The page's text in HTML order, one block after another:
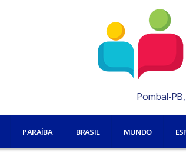
Pombal-
PARAÍBA BRASIL MUNDO